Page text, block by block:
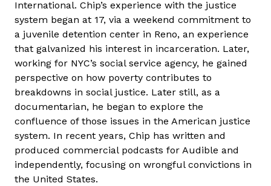
r
t
a
l
o
m
m
a
l
k
a
p
International. Chip’s experience with the justice
system began at 17, via a weekend commitment to
a juvenile detention center in Reno, an experience
that galvanized his interest in incarceration. Later,
working for NYC’s social service agency, he gained
perspective on how poverty contributes to
breakdowns in social justice. Later still, as a
documentarian, he began to explore the
confluence of those issues in the American justice
system. In recent years, Chip has written and
produced commercial podcasts for Audible and
independently, focusing on wrongful convictions in
the United States.